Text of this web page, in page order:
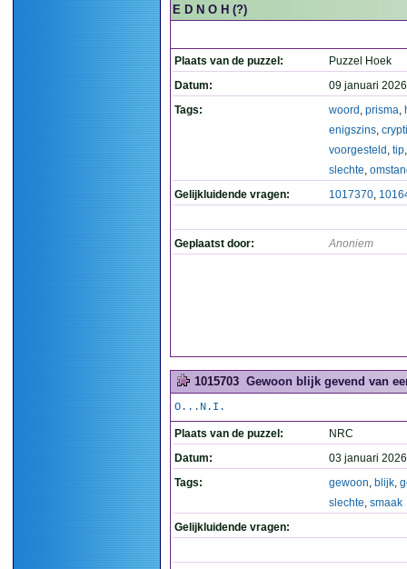
E D N O H (?)
Plaats van de puzzel:
Puzzel Hoek
Datum:
09 januari
Tags:
woord , prisma,
enigszins,
voorgesteld , tip
slechte,
Gelijkluidende vragen:
1017370,
Geplaatst door: Anoniem
1015703 Gewoon blijk gevend van
O...N.I.
Plaats van de puzzel:
NRC
Datum:
03 januari
Tags:
gewoon, blijk,
slechte, smaak
Gelijkluidende vragen: